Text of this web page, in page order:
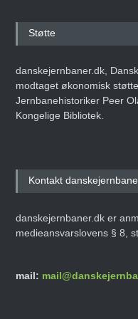
Støtte
danskejernbaner.dk,
modtaget økonomisk
Jernbanehistoriker Peer
Kongelige Bibliotek.
Kontakt
danskejernbaner.dk er
medieansvarslovens § 8,
mail: